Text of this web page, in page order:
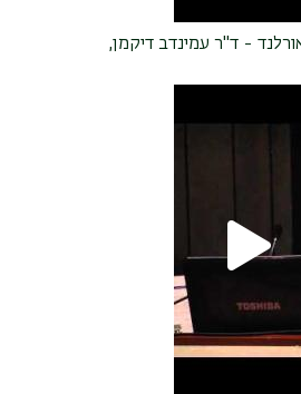
- ד"ר עמינדב דיקמן,